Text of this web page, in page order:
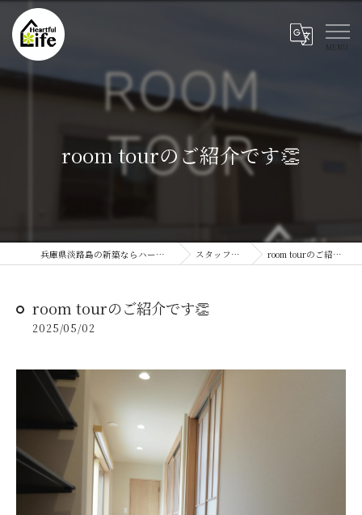
room tourのご紹介です👏
兵庫県淡路島の新築ならハートフルライフ スタッフブログ room tourのご紹介です👏
room tourのご紹介です👏
2025/05/02